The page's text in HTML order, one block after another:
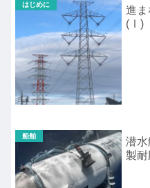
はじめに
進
(Ⅰ)
船舶
潜
製耐